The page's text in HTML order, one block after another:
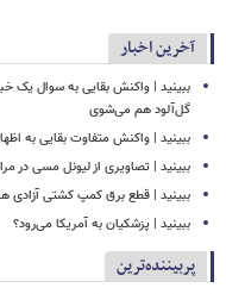
آخرین اخبار
ببینید | واکنش بقایی به سوال یک
گل‌آلود هم می‌شوی
ببینید | واکنش متفاوت بقایی به
ببینید | تصاویری از لیونل مسی در
ببینید | قطع برق کمپ کشتی آزادی
ببینید | پزشکیان به آمریکا می‌رود؟
پربیننده‌ترین